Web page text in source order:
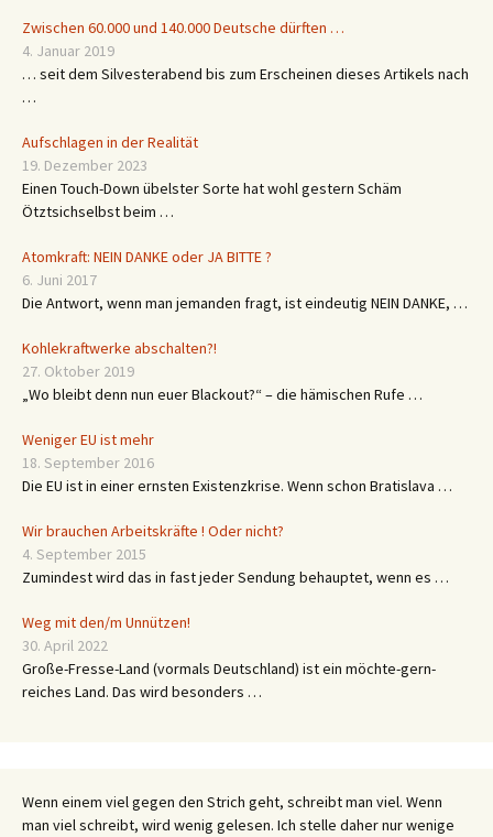
Zwischen 60.000 und 140.000 Deutsche dürften …
4. Januar 2019
… seit dem Silvesterabend bis zum Erscheinen dieses Artikels nach
…
Aufschlagen in der Realität
19. Dezember 2023
Einen Touch-Down übelster Sorte hat wohl gestern Schäm
Ötztsichselbst beim …
Atomkraft: NEIN DANKE oder JA BITTE ?
6. Juni 2017
Die Antwort, wenn man jemanden fragt, ist eindeutig NEIN DANKE, …
Kohlekraftwerke abschalten?!
27. Oktober 2019
„Wo bleibt denn nun euer Blackout?“ – die hämischen Rufe …
Weniger EU ist mehr
18. September 2016
Die EU ist in einer ernsten Existenzkrise. Wenn schon Bratislava …
Wir brauchen Arbeitskräfte ! Oder nicht?
4. September 2015
Zumindest wird das in fast jeder Sendung behauptet, wenn es …
Weg mit den/m Unnützen!
30. April 2022
Große-Fresse-Land (vormals Deutschland) ist ein möchte-gern-
reiches Land. Das wird besonders …
Wenn einem viel gegen den Strich geht, schreibt man viel. Wenn
man viel schreibt, wird wenig gelesen. Ich stelle daher nur wenige